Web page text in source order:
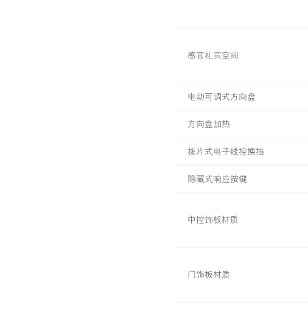
感官礼宾空间
电动可调式方向盘
方向盘加热
拨片式电子线控换挡
隐藏式响应按键
中控饰板材质
门饰板材质